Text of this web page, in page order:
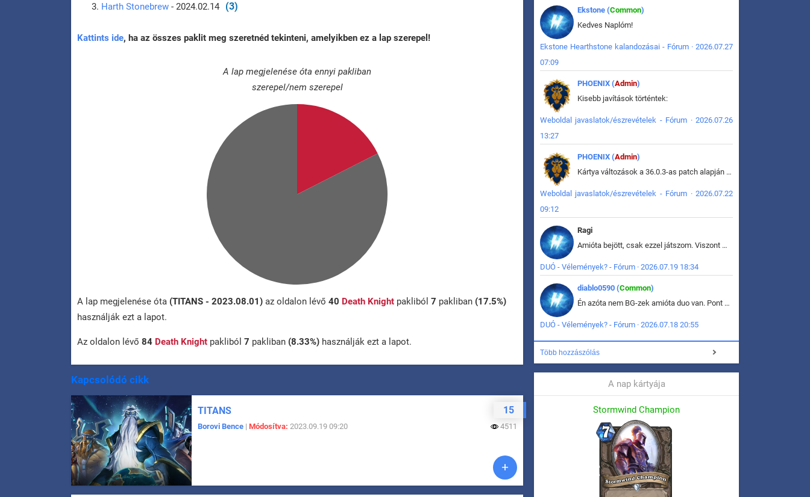
Harth Stonebrew - 2024.02.14 (3)
Kattints ide, ha az összes paklit meg szeretnéd tekinteni, amelyikben ez a lap szerepel!
A lap megjelenése óta ennyi pakliban
szerepel/nem szerepel
A lap megjelenése óta (TITANS - 2023.08.01) az oldalon lévő 40 Death Knight pakliból 7 pakliban (17.5%)
használják ezt a lapot.
Az oldalon lévő 84 Death Knight pakliból 7 pakliban (8.33%) használják ezt a lapot.
Kapcsolódó cikk
15
TITANS
Borovi Bence | Módosítva: 2023.09.19 09:20 4511
Ekstone (Common)
Kedves Naplóm!
Ekstone Hearthstone kalandozásai - Fórum · 2026.07.27
07:09
PHOENIX (Admin)
Kisebb javítások történtek:
Weboldal javaslatok/észrevételek - Fórum · 2026.07.26
13:27
PHOENIX (Admin)
Kártya változások a 36.0.3-as patch alapján frissítve az adatbázisban (képek is cserélve).
Weboldal javaslatok/észrevételek - Fórum · 2026.07.22
09:12
Ragi
Amióta bejött, csak ezzel játszom. Viszont mint minden más - akár az alapjáték is, ez is baromira összetett lett. Néha már pár kör után is esélytelen az egész. Vagy irreállisan túltápol valaki, vagy lelép a partner, vagy csak hülye mint a segg. És amikor eljönne az én időm, na akkor jön el mindenki másé is. Engem jobban érdekelne, hogy ki milyen ratingen szokott játszani. Na ez lenne egy érdekes adat.
DUÓ - Vélemények? - Fórum · 2026.07.19 18:34
diablo0590 (Common)
Én azóta nem BG-zek amióta duo van. Pont azt szerettem benne, hogy rajtam múlik mi történik, nem pedig a társamon. Kérem vissza a régi BG-t :D
DUÓ - Vélemények? - Fórum · 2026.07.18 20:55
Több hozzászólás
A nap kártyája
Stormwind Champion